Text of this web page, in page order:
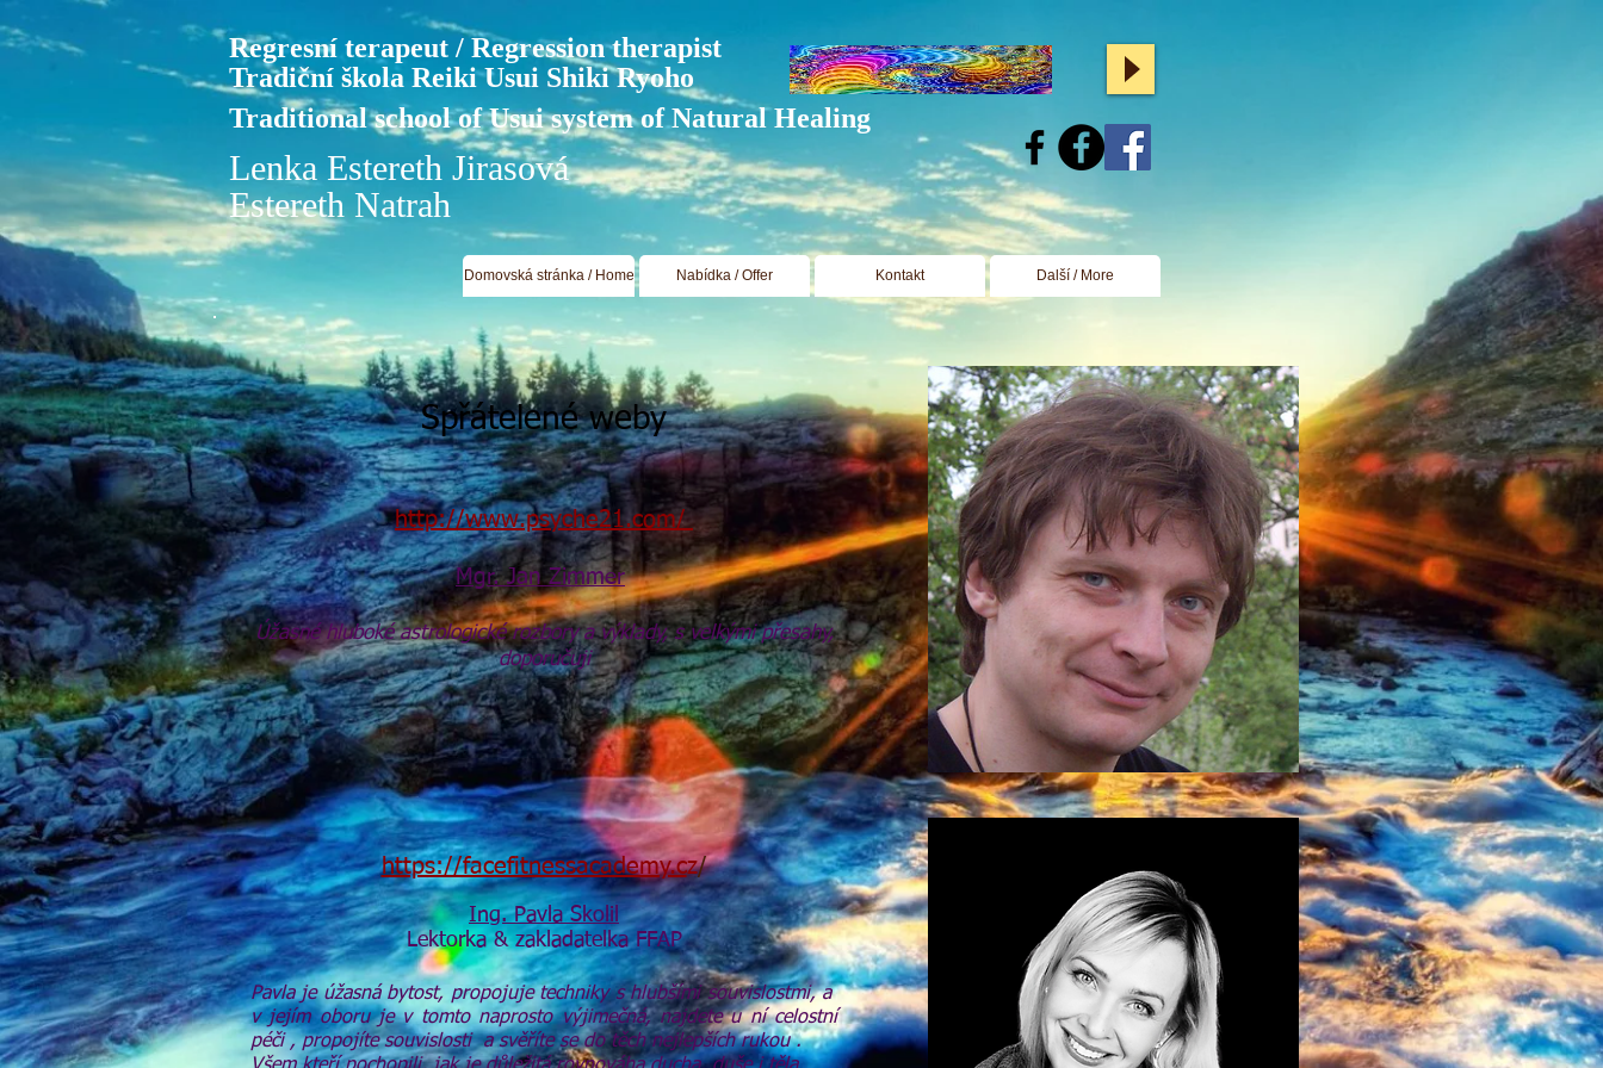
Regresní terapeut / Regression therapist
Tradiční škola Reiki Usui Shiki Ryoho
Traditional school of Usui system of Natural Healing
Lenka Estereth Jirasová
Estereth Natrah
Domovská stránka / Home Nabídka / Offer Kontakt Další / More
Spřátelené weby​
http://www.psyche21.com/
Mgr. Jan Zimmer
Úžasné hluboké astrologické rozbory a výklady, s velkými přesahy,
doporučuji
https://facefitnessacademy.cz/
Ing. Pavla Skolil
Lektorka & zakladatelka FFAP
Pavla je úžasná bytost, propojuje techniky s hlubšími souvislostmi, a
v jejím oboru je v tomto naprosto výjimečná, najdete u ní celostní
péči , propojíte souvislosti a svěříte se do těch nejlepších rukou .